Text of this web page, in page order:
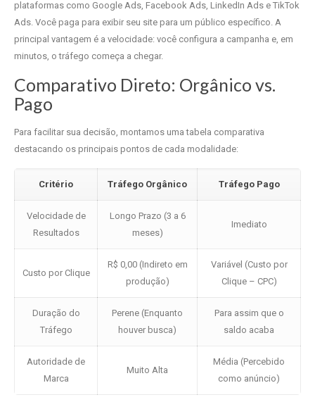
plataformas como Google Ads, Facebook Ads, LinkedIn Ads e TikTok
Ads. Você paga para exibir seu site para um público específico. A
principal vantagem é a velocidade: você configura a campanha e, em
minutos, o tráfego começa a chegar.
Comparativo Direto: Orgânico vs.
Pago
Para facilitar sua decisão, montamos uma tabela comparativa
destacando os principais pontos de cada modalidade:
Critério Tráfego Orgânico Tráfego Pago
Velocidade de
Resultados
Longo Prazo (3 a 6
meses)
Imediato
Custo por Clique
R$ 0,00 (Indireto em
produção)
Variável (Custo por
Clique – CPC)
Duração do
Tráfego
Perene (Enquanto
houver busca)
Para assim que o
saldo acaba
Autoridade de
Marca
Muito Alta
Média (Percebido
como anúncio)